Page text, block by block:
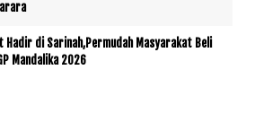
Hadir di Sarinah,Permudah Masyarakat Beli
Mandalika 2026